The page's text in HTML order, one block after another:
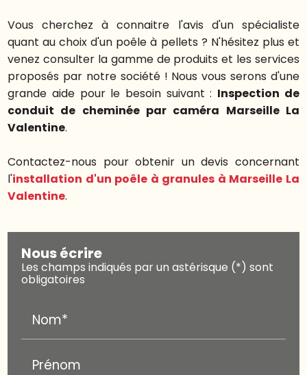
Vous cherchez à connaitre l'avis d'un spécialiste
quant au choix d'un poêle à pellets ? N'hésitez plus et
venez consulter la gamme de produits et les services
proposés par notre société ! Nous vous serons d'une
grande aide pour le besoin suivant : Inspection de
conduit de cheminée par caméra Marseille La
Valentine.
Contactez-nous pour obtenir un devis concernant
l'installation d'un poêle à granules à Marseille La
Valentine.
Nous écrire
Les champs indiqués par un astérisque (*) sont
obligatoires
Nom*
Prénom